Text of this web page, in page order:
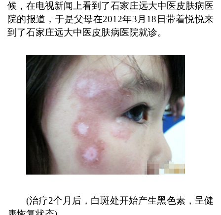
候，在电视新闻上看到了石家庄远大中医皮肤病医
院的报道，于是父母在2012年3月18日带着悦悦来
到了石家庄远大中医皮肤病医院就诊。
(治疗2个月后，白斑处开始产生黑色素，呈健